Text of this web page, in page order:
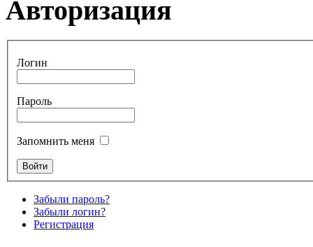
Авторизация
Логин
Пароль
Запомнить меня
Забыли пароль?
Забыли логин?
Регистрация